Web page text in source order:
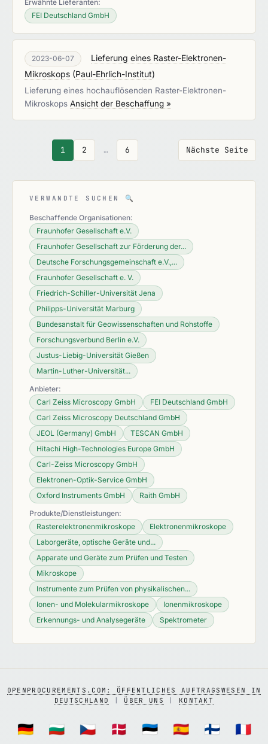
Erwähnte Lieferanten:
FEI Deutschland GmbH
2023-06-07
Lieferung eines Raster-Elektronen-
Mikroskops (Paul-Ehrlich-Institut)
Lieferung eines hochauflösenden Raster-Elektronen-
Mikroskops Ansicht der Beschaffung »
Nächste Seite
1 2 … 6
VERWANDTE SUCHEN 🔍
Beschaffende Organisationen:
Fraunhofer Gesellschaft e.V.
Fraunhofer Gesellschaft zur Förderung der...
Deutsche Forschungsgemeinschaft e.V.,...
Fraunhofer Gesellschaft e. V.
Friedrich-Schiller-Universität Jena
Philipps-Universität Marburg
Bundesanstalt für Geowissenschaften und Rohstoffe
Forschungsverbund Berlin e.V.
Justus-Liebig-Universität Gießen
Martin-Luther-Universität...
Anbieter:
Carl Zeiss Microscopy GmbH
FEI Deutschland GmbH
Carl Zeiss Microscopy Deutschland GmbH
JEOL (Germany) GmbH
TESCAN GmbH
Hitachi High-Technologies Europe GmbH
Carl-Zeiss Microscopy GmbH
Elektronen-Optik-Service GmbH
Oxford Instruments GmbH
Raith GmbH
Produkte/Dienstleistungen:
Rasterelektronenmikroskope
Elektronenmikroskope
Laborgeräte, optische Geräte und...
Apparate und Geräte zum Prüfen und Testen
Mikroskope
Instrumente zum Prüfen von physikalischen...
Ionen- und Molekularmikroskope
Ionenmikroskope
Erkennungs- und Analysegeräte
Spektrometer
OPENPROCUREMENTS.COM: ÖFFENTLICHES AUFTRAGSWESEN IN
DEUTSCHLAND
ÜBER UNS KONTAKT
🇩🇪 🇧🇬 🇨🇿 🇩🇰 🇪🇪 🇪🇸 🇫🇮 🇫🇷